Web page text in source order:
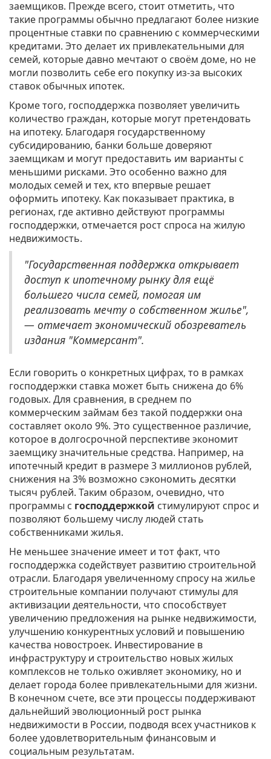
заемщиков. Прежде всего, стоит отметить, что
такие программы обычно предлагают более низкие
процентные ставки по сравнению с коммерческими
кредитами. Это делает их привлекательными для
семей, которые давно мечтают о своём доме, но не
могли позволить себе его покупку из-за высоких
ставок обычных ипотек.
Кроме того, господдержка позволяет увеличить
количество граждан, которые могут претендовать
на ипотеку. Благодаря государственному
субсидированию, банки больше доверяют
заемщикам и могут предоставить им варианты с
меньшими рисками. Это особенно важно для
молодых семей и тех, кто впервые решает
оформить ипотеку. Как показывает практика, в
регионах, где активно действуют программы
господдержки, отмечается рост спроса на жилую
недвижимость.
"Государственная поддержка открывает
доступ к ипотечному рынку для ещё
большего числа семей, помогая им
реализовать мечту о собственном жилье",
— отмечает экономический обозреватель
издания "Коммерсант".
Если говорить о конкретных цифрах, то в рамках
господдержки ставка может быть снижена до 6%
годовых. Для сравнения, в среднем по
коммерческим займам без такой поддержки она
составляет около 9%. Это существенное различие,
которое в долгосрочной перспективе экономит
заемщику значительные средства. Например, на
ипотечный кредит в размере 3 миллионов рублей,
снижения на 3% возможно сэкономить десятки
тысяч рублей. Таким образом, очевидно, что
программы с господдержкой стимулируют спрос и
позволяют большему числу людей стать
собственниками жилья.
Не меньшее значение имеет и тот факт, что
господдержка содействует развитию строительной
отрасли. Благодаря увеличенному спросу на жилье
строительные компании получают стимулы для
активизации деятельности, что способствует
увеличению предложения на рынке недвижимости,
улучшению конкурентных условий и повышению
качества новостроек. Инвестирование в
инфраструктуру и строительство новых жилых
комплексов не только оживляет экономику, но и
делает города более привлекательными для жизни.
В конечном счете, все эти процессы поддерживают
дальнейший эволюционный рост рынка
недвижимости в России, подводя всех участников к
более удовлетворительным финансовым и
социальным результатам.